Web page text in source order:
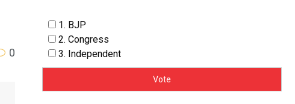
0
1. BJP
2. Congress
3. Independent